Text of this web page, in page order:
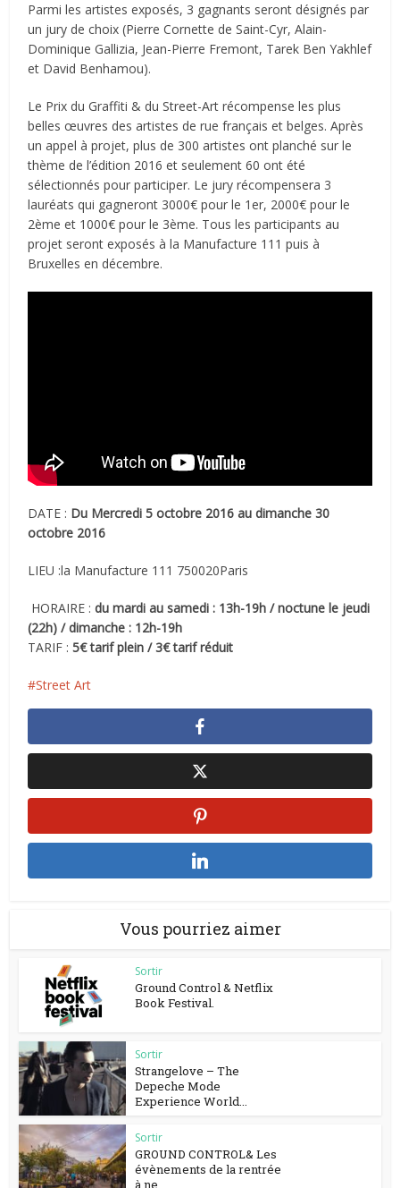
Parmi les artistes exposés, 3 gagnants seront désignés par
un jury de choix (Pierre Cornette de Saint-Cyr, Alain-
Dominique Gallizia, Jean-Pierre Fremont, Tarek Ben Yakhlef
et David Benhamou).
Le Prix du Graffiti & du Street-Art récompense les plus
belles œuvres des artistes de rue français et belges. Après
un appel à projet, plus de 300 artistes ont planché sur le
thème de l’édition 2016 et seulement 60 ont été
sélectionnés pour participer. Le jury récompensera 3
lauréats qui gagneront 3000€ pour le 1er, 2000€ pour le
2ème et 1000€ pour le 3ème. Tous les participants au
projet seront exposés à la Manufacture 111 puis à
Bruxelles en décembre.
DATE : Du Mercredi 5 octobre 2016 au dimanche 30
octobre 2016
LIEU :la Manufacture 111 750020Paris
HORAIRE :du mardi au samedi : 13h-19h / noctune le jeudi
(22h) / dimanche : 12h-19h
TARIF :5€ tarif plein / 3€ tarif réduit
Street Art
Vous pourriez aimer
Sortir
Ground Control & Netflix
Book Festival.
Sortir
Strangelove – The
Depeche Mode
Experience World...
Sortir
GROUND CONTROL& Les
évènements de la rentrée
à ne...